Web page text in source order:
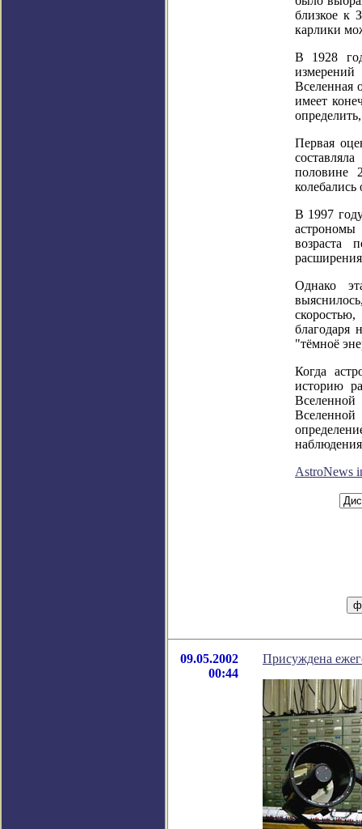
близкое к
карлики
В 1928
Вселенная
имеет
Первая
половине
колебались
В 1997
возраста
Однако
благодаря
"тёмноё
Когда
историю
AstroNews
09.05.2002
00:44
Присуждена